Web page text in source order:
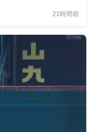
21時間前